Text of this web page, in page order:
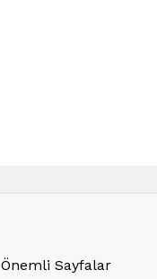
Önemli Sayfalar